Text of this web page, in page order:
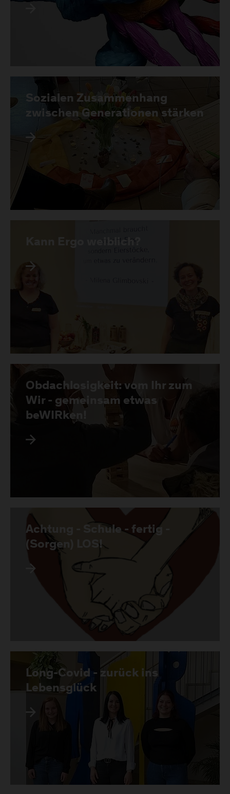
Sozialen Zusammenhang
zwischen Generationen stärken
Kann Ergo weiblich?
Obdachlosigkeit: vom Ihr zum
Wir - gemeinsam etwas
beWIRken!
Achtung - Schule - fertig -
(Sorgen) LOS!
Long-Covid - zurück ins
Lebensglück